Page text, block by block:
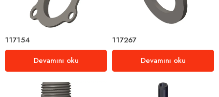
117154
Devamını oku
117267
Devamını oku